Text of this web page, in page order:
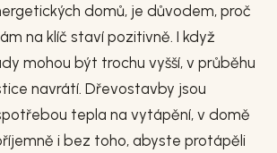
domů, je důvodem, proč
na klíč staví pozitivně. I když
mohou být trochu vyšší, v průběhu
navrátí. Dřevostavby jsou
tepla na vytápění, v domě
i bez toho, abyste protápěli